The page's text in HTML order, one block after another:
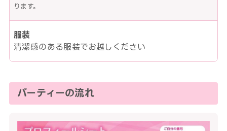
ります。
服装
清潔感のある服装でお越しください
パーティーの流れ